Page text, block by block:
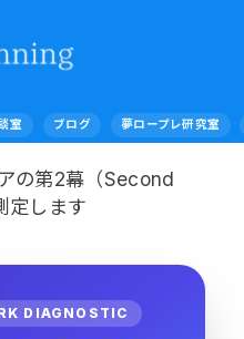
室 ブログ 夢ロープレ研究室
の第2幕（Second
定します
DIAGNOSTIC